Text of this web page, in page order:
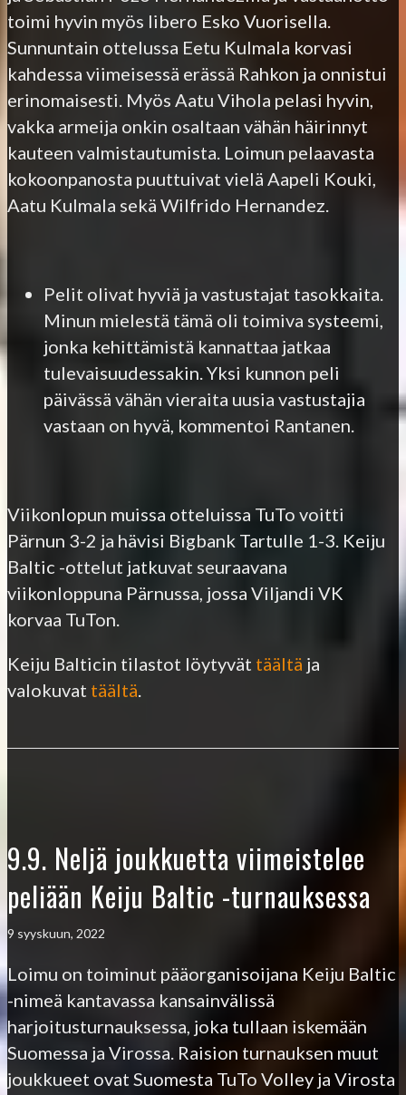
toimi hyvin myös libero Esko Vuorisella.
Sunnuntain ottelussa Eetu Kulmala korvasi
kahdessa viimeisessä erässä Rahkon ja onnistui
erinomaisesti. Myös Aatu Vihola pelasi hyvin,
vakka armeija onkin osaltaan vähän häirinnyt
kauteen valmistautumista. Loimun pelaavasta
kokoonpanosta puuttuivat vielä Aapeli Kouki,
Aatu Kulmala sekä Wilfrido Hernandez.
Pelit olivat hyviä ja vastustajat tasokkaita.
Minun mielestä tämä oli toimiva systeemi,
jonka kehittämistä kannattaa jatkaa
tulevaisuudessakin. Yksi kunnon peli
päivässä vähän vieraita uusia vastustajia
vastaan on hyvä, kommentoi Rantanen.
Viikonlopun muissa otteluissa TuTo voitti
Pärnun 3-2 ja hävisi Bigbank Tartulle 1-3. Keiju
Baltic -ottelut jatkuvat seuraavana
viikonloppuna Pärnussa, jossa Viljandi VK
korvaa TuTon.
Keiju Balticin tilastot löytyvät täältä ja
valokuvat täältä.
9.9. Neljä joukkuetta viimeistelee
peliään Keiju Baltic -turnauksessa
9 syyskuun, 2022
Loimu on toiminut pääorganisoijana Keiju Baltic
-nimeä kantavassa kansainvälissä
harjoitusturnauksessa, joka tullaan iskemään
Suomessa ja Virossa. Raision turnauksen muut
joukkueet ovat Suomesta TuTo Volley ja Virosta